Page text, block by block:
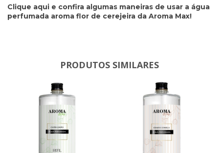
Clique aqui e confira algumas maneiras de usar a água
perfumada aroma flor de cerejeira da Aroma Max!
PRODUTOS SIMILARES